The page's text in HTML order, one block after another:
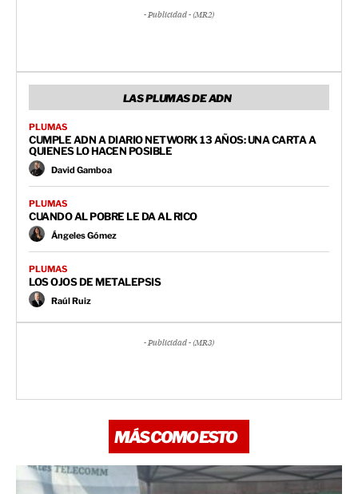
- Publicidad - (MR2)
LAS PLUMAS DE ADN
PLUMAS
CUMPLE ADN A DIARIO NETWORK 13 AÑOS: UNA CARTA A
QUIENES LO HACEN POSIBLE
David Gamboa
PLUMAS
CUANDO AL POBRE LE DA AL RICO
Ángeles Gómez
PLUMAS
LOS OJOS DE METALEPSIS
Raúl Ruiz
- Publicidad - (MR3)
MÁS COMO ESTO